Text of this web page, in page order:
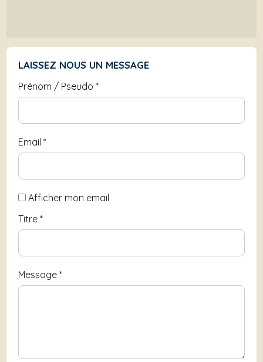
LAISSEZ NOUS UN MESSAGE
Prénom / Pseudo*
Email*
Afficher mon email
Titre*
Message*